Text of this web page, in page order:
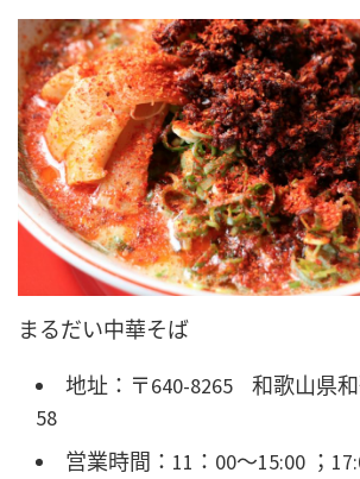
まるだい中華そば
地址：〒640-8265 和歌山県
58
営業時間：11：00〜15:00 ；